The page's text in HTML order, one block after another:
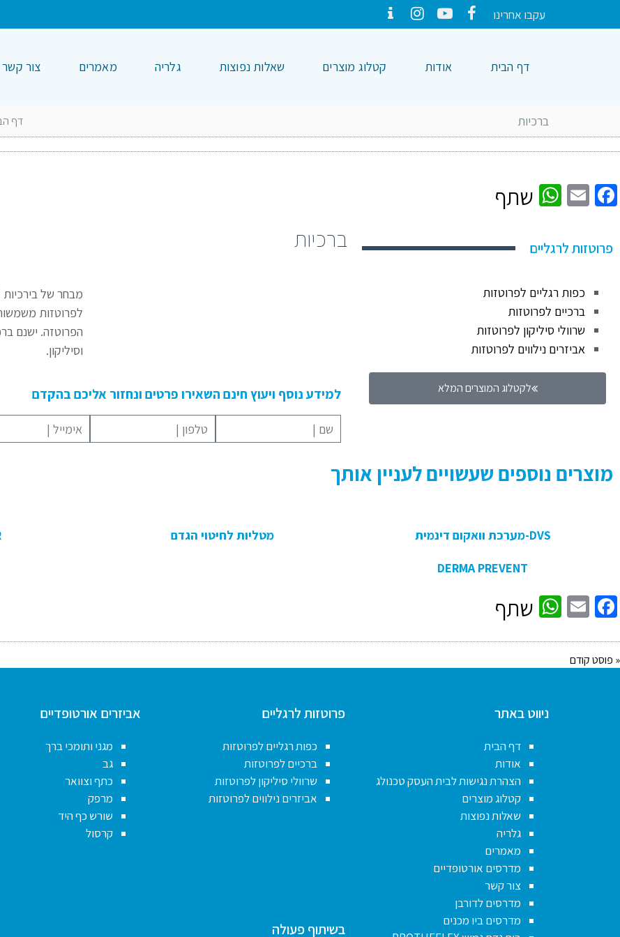
עקבו אחרינו
Facebook
YouTube
Instagram
Contact
דף הבית אודות קטלוג מוצרים שאלות נפוצות גלריה מאמרים צור קשר
ברכיות דף
Facebook
Email
WhatsApp
שתף
פרוטזות לרגליים
כפות רגליים לפרוטזות
ברכיים לפרוטזות
שרוולי סיליקון לפרוטזות
אביזרים נילווים לפרוטזות
לקטלוג המוצרים המלא
ברכיות
מבחר של בירכיות
לפרוטזות
הפרוטזה. ישנם
וסיליקון.
למידע נוסף ויעוץ חינם השאירו פרטים ונחזור אליכם בהקדם
מוצרים נוספים שעשויים לעניין אותך
DVS-מערכת וואקום דינמית מטליות לחיטוי הגדם
DERMA PREVENT
Facebook
Email
WhatsApp
שתף
« פוסט קודם
ניווט באתר
דף הבית
אודות
הצהרת נגישות לבית העסק טכנולג
קטלוג מוצרים
שאלות נפוצות
גלריה
מאמרים
מדרסים אורטופדיים
צור קשר
מדרסים לדורבן
מדרסים ביו מכנים
פרוטזות לרגליים
כפות רגליים לפרוטזות
ברכיים לפרוטזות
שרוולי סיליקון לפרוטזות
אביזרים נילווים לפרוטזות
אביזרים אורטופדיים
מגני ותומכי ברך
גב
כתף וצוואר
מרפק
שורש כף היד
קרסול
בשיתוף פעולה